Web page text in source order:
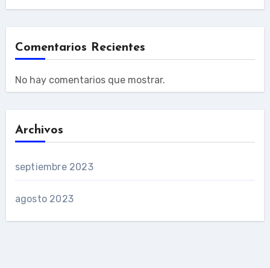
Comentarios Recientes
No hay comentarios que mostrar.
Archivos
septiembre 2023
agosto 2023